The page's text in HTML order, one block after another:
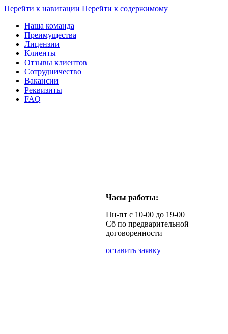
Перейти к навигации Перейти к содержимому
Наша команда
Преимущества
Лицензии
Клиенты
Отзывы клиентов
Сотрудничество
Вакансии
Реквизиты
FAQ
Часы работы:
Пн-пт с 10-00 до 19-00
Сб по предварительной
договоренности
оставить заявку